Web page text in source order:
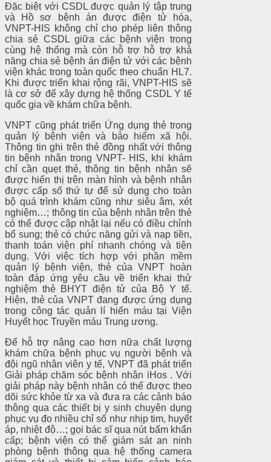
Đặc biệt với CSDL được quản lý tập trung
và Hồ sơ bệnh án được điện tử hóa,
VNPT-HIS không chỉ cho phép liên thông
chia sẻ CSDL giữa các bệnh viện trong
cùng hệ thống mà còn hỗ trợ hỗ trợ khả
năng chia sẻ bệnh án điện tử với các bệnh
viện khác trong toàn quốc theo chuẩn HL7.
Khi được triển khai rộng rãi, VNPT-HIS sẽ
là cơ sở để xây dựng hệ thống CSDL Y tế
quốc gia về khám chữa bệnh.
VNPT cũng phát triển Ứng dụng thẻ trong
quản lý bệnh viện và bảo hiểm xã hội.
Thông tin ghi trên thẻ đồng nhất với thông
tin bệnh nhân trong VNPT- HIS, khi khám
chỉ cần quẹt thẻ, thông tin bệnh nhân sẽ
được hiển thị trên màn hình và bệnh nhân
được cấp số thứ tự để sử dụng cho toàn
bộ quá trình khám cũng như siêu âm, xét
nghiệm…; thông tin của bệnh nhân trên thẻ
có thể được cập nhật lại nếu có điều chỉnh
bổ sung; thẻ có chức năng gửi và nạp tiền,
thanh toán viện phí nhanh chóng và tiện
dụng. Với việc tích hợp với phần mềm
quản lý bệnh viện, thẻ của VNPT hoàn
toàn đáp ứng yêu cầu về triển khai thử
nghiệm thẻ BHYT điện tử của Bộ Y tế.
Hiện, thẻ của VNPT đang được ứng dụng
trong công tác quản lí hiến máu tại Viện
Huyết học Truyền máu Trung ương.
Để hỗ trợ nâng cao hơn nữa chất lượng
khám chữa bệnh phục vụ người bệnh và
đội ngũ nhân viên y tế, VNPT đã phát triển
Giải pháp chăm sóc bệnh nhân iHos . Với
giải pháp này bệnh nhân có thể được theo
dõi sức khỏe từ xa và đưa ra các cảnh báo
thông qua các thiết bị y sinh chuyên dụng
phục vụ đo nhiều chỉ số như nhịp tim, huyết
áp, nhiệt độ…; gọi bác sĩ qua nút bấm khẩn
cấp; bệnh viện có thể giám sát an ninh
phòng bệnh thông qua hệ thống camera